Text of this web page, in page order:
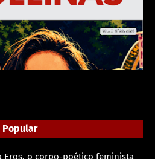
Popular
Eros, o corpo-poético feminista